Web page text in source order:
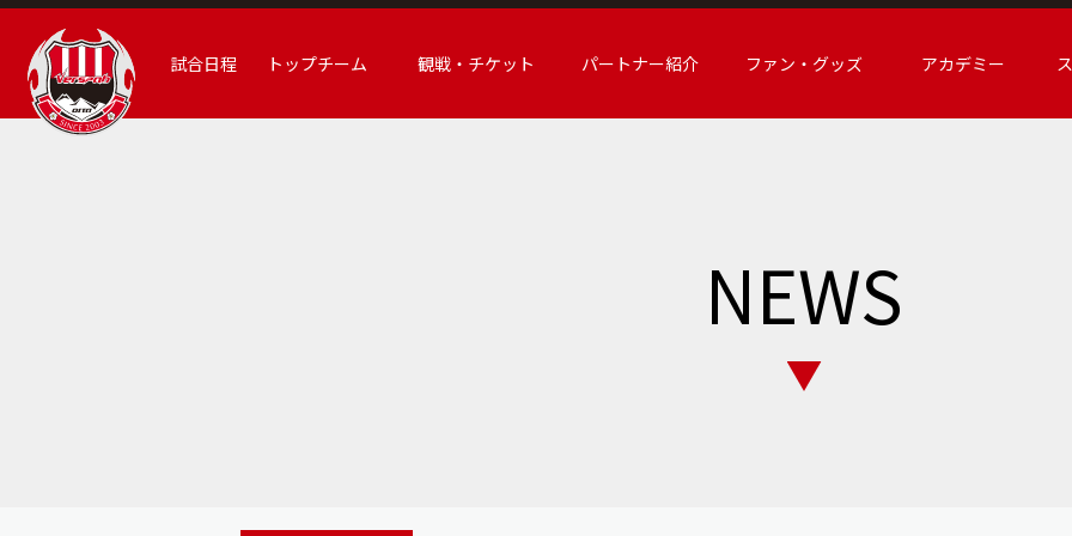
試合日程 トップチーム 観戦・チケット パートナー紹介 ファン・グッズ アカデミー
NEWS